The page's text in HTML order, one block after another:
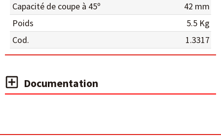
Capacité de coupe à 45º
42 mm
Poids
5.5 Kg
Cod.
1.3317
Documentation